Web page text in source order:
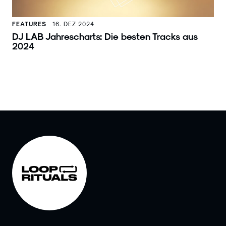
FEATURES 16. DEZ 2024
DJ LAB Jahrescharts: Die besten Tracks aus
2024